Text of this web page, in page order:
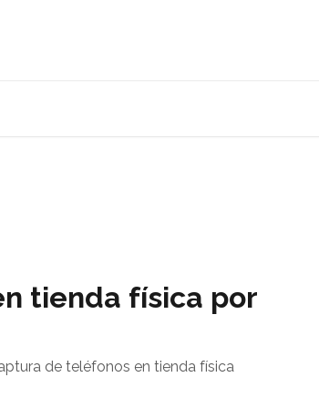
tienda física por
de teléfonos en tienda física